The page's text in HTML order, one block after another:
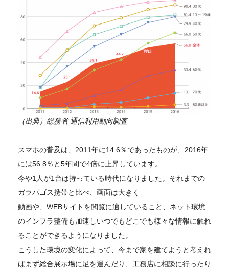
（出典）総務省 通信利用動向調査
スマホの普及は、2011年に14.6％であったものが、2016年
には56.8％と5年間で4倍に上昇しています。
今や1人が1台は持っている時代になりました。それまでの
ガラパゴス携帯と比べ、画面は大きく
動画や、WEBサイトを閲覧に適していること、ネット環境
のインフラ整備も加速しいつでもどこでも様々な情報に触れ
ることができるようになりました。
こうした環境の変化によって、今まで家を建てようと考えれ
ばまず総合展示場に足を運んだり、工務店に相談に行ったり